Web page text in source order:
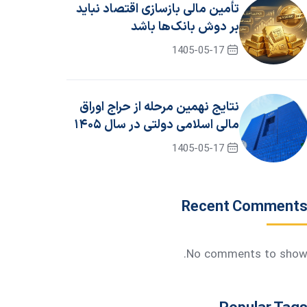
تأمین مالی بازسازی اقتصاد نباید
بر دوش بانک‌ها باشد
1405-05-17
نتایج نهمین مرحله از حراج اوراق
مالی اسلامی دولتی در سال ۱۴۰۵
/ جزئیات برگزاری حراج دهم
1405-05-17
Recent Comments
No comments to show.